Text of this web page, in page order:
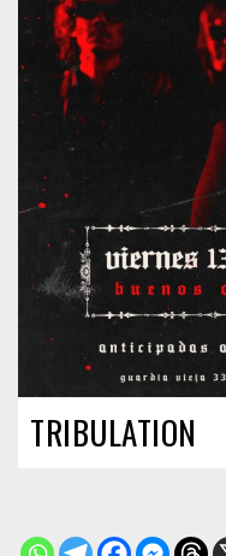
TRIBULATION